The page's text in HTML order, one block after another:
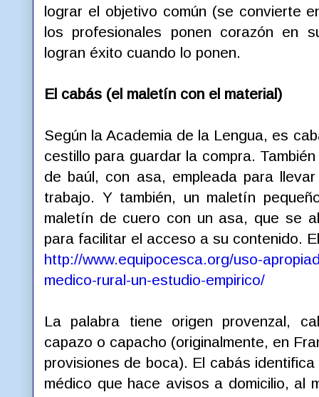
lograr el objetivo común (se convierte
los profesionales ponen corazón en
logran éxito cuando lo ponen.
El cabás (el maletín con el material)
Según la Academia de la Lengua, es
cestillo para guardar la compra.
de baúl, con asa, empleada para
trabajo. Y también, un maletín
maletín de cuero con un asa, que se
para facilitar el acceso a su contenido.
http://www.equipocesca.org/uso-
medico-rural-un-estudio-empirico/
La palabra tiene origen provenzal,
capazo o capacho (originalmente, en
provisiones de boca). El cabás
médico que hace avisos a domicilio, al